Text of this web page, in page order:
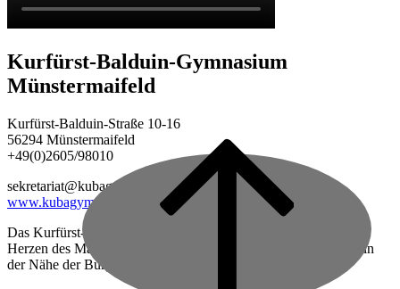
top
Kurfürst-Balduin-Gymnasium
Münstermaifeld
Kurfürst-Balduin-Straße 10-16
56294 Münstermaifeld
+49(0)2605/98010
sekretariat@kubagym.de
www.kubagym.org
Das Kurfürst-Balduin-Gymnasium ist eine vierzügige Schule im
Herzen des Maifeldes, zwischen Mayen und Koblenz gelegen, in
der Nähe der Burg Eltz.